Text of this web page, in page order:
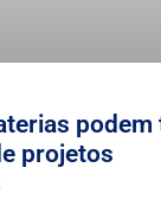
podem
projetos